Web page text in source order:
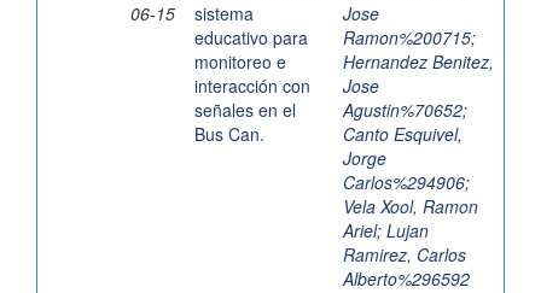
06-15
sistema
educativo para
monitoreo e
interacción con
señales en el
Bus Can.
Jose
Ramon%200715;
Hernandez Benitez,
Jose
Agustin%70652;
Canto Esquivel,
Jorge
Carlos%294906;
Vela Xool, Ramon
Ariel; Lujan
Ramirez, Carlos
Alberto%296592